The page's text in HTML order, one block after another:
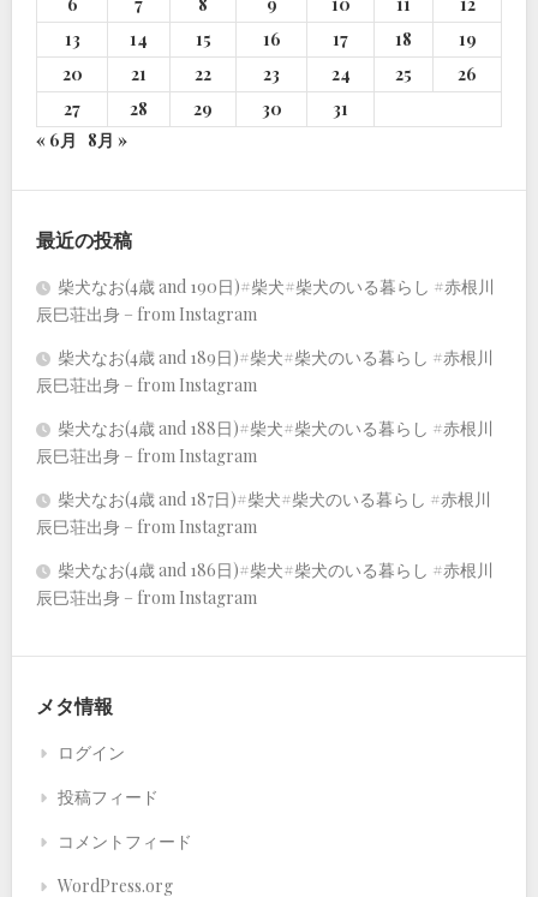
6
7 8 9 10 11
12
13
14 15 16 17 18
19
20
21 22 23 24 25
26
27
28 29 30
31
« 6月
8月 »
最近の投稿
柴犬なお(4歳 and 190日)#柴犬#柴犬のいる暮らし #赤根川
辰巳荘出身 – from Instagram
柴犬なお(4歳 and 189日)#柴犬#柴犬のいる暮らし #赤根川
辰巳荘出身 – from Instagram
柴犬なお(4歳 and 188日)#柴犬#柴犬のいる暮らし #赤根川
辰巳荘出身 – from Instagram
柴犬なお(4歳 and 187日)#柴犬#柴犬のいる暮らし #赤根川
辰巳荘出身 – from Instagram
柴犬なお(4歳 and 186日)#柴犬#柴犬のいる暮らし #赤根川
辰巳荘出身 – from Instagram
メタ情報
ログイン
投稿フィード
コメントフィード
WordPress.org